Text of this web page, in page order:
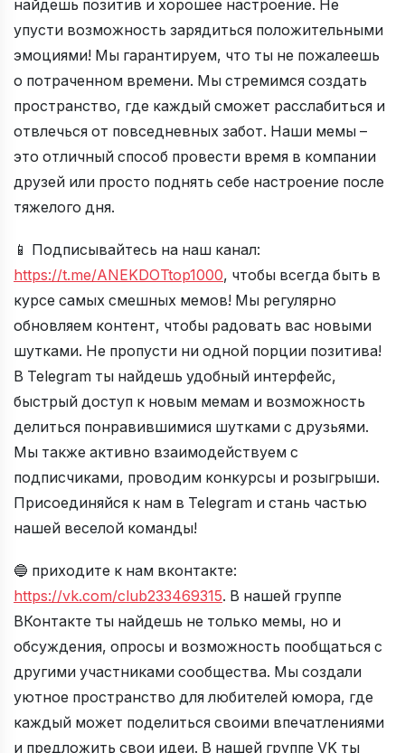
найдешь позитив и хорошее настроение. Не
упусти возможность зарядиться положительными
эмоциями! Мы гарантируем, что ты не пожалеешь
о потраченном времени. Мы стремимся создать
пространство, где каждый сможет расслабиться и
отвлечься от повседневных забот. Наши мемы –
это отличный способ провести время в компании
друзей или просто поднять себе настроение после
тяжелого дня.
📱 Подписывайтесь на наш канал:
https://t.me/ANEKDOTtop1000, чтобы всегда быть в
курсе самых смешных мемов! Мы регулярно
обновляем контент, чтобы радовать вас новыми
шутками. Не пропусти ни одной порции позитива!
В Telegram ты найдешь удобный интерфейс,
быстрый доступ к новым мемам и возможность
делиться понравившимися шутками с друзьями.
Мы также активно взаимодействуем с
подписчиками, проводим конкурсы и розыгрыши.
Присоединяйся к нам в Telegram и стань частью
нашей веселой команды!
🔵 приходите к нам вконтакте:
https://vk.com/club233469315. В нашей группе
ВКонтакте ты найдешь не только мемы, но и
обсуждения, опросы и возможность пообщаться с
другими участниками сообщества. Мы создали
уютное пространство для любителей юмора, где
каждый может поделиться своими впечатлениями
и предложить свои идеи. В нашей группе VK ты